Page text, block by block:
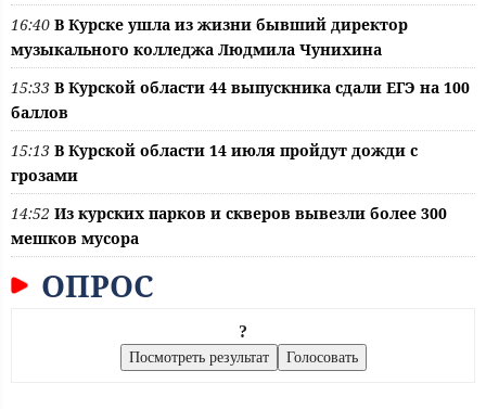
16:40 В Курске ушла из жизни бывший директор
музыкального колледжа Людмила Чунихина
15:33 В Курской области 44 выпускника сдали ЕГЭ на 100
баллов
15:13 В Курской области 14 июля пройдут дожди с
грозами
14:52 Из курских парков и скверов вывезли более 300
мешков мусора
ОПРОС
?